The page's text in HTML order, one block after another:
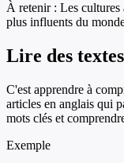
À retenir : Les cultures
plus influents du
Lire des
C'est apprendre à
articles en anglais qui
mots clés et
Exemple